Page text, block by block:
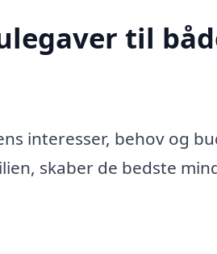
til
interesser, behov og
skaber de bedste